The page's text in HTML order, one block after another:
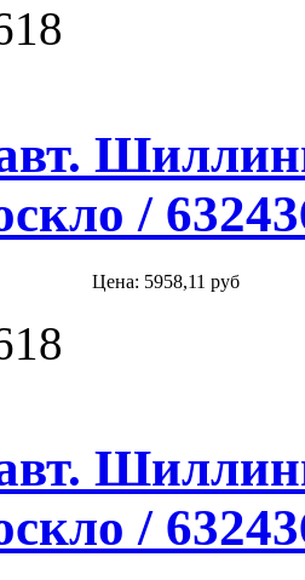
/
Цена: 5958,11 руб
/